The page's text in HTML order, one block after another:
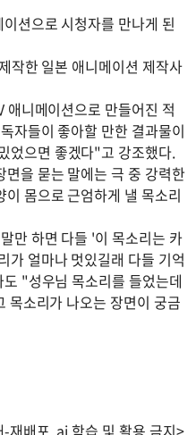
션으로 시청자를 만나게 된
작한 일본 애니메이션 제작사
니메이션으로 만들어진 적
자들이 좋아할 만한 결과물이
었으면 좋겠다"고 강조했다.
을 묻는 말에는 극 중 강력한
몸으로 근엄하게 낼 목소리
만 하면 다들 '이 목소리는 카
가 얼마나 멋있길래 다들 기억
"성우님 목소리를 들었는데
목소리가 나오는 장면이 궁금